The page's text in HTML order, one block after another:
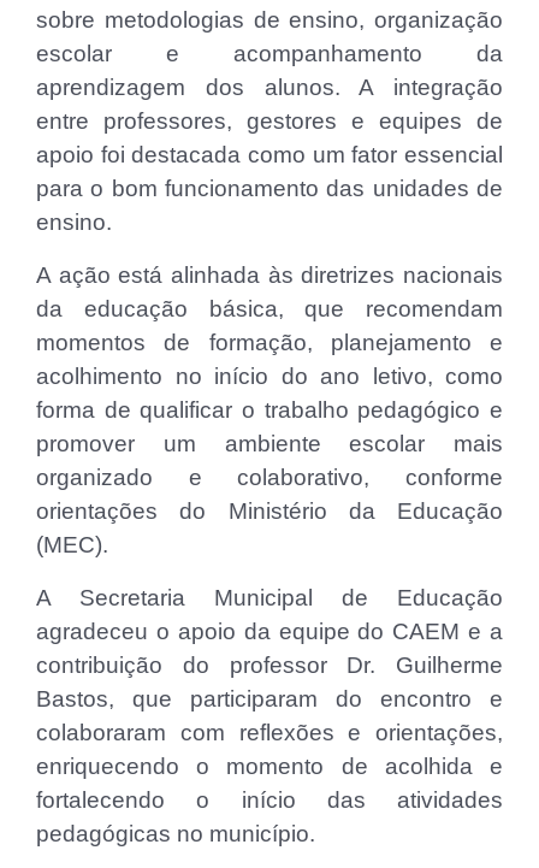
sobre metodologias de ensino, organização
escolar e acompanhamento da
aprendizagem dos alunos. A integração
entre professores, gestores e equipes de
apoio foi destacada como um fator essencial
para o bom funcionamento das unidades de
ensino.
A ação está alinhada às diretrizes nacionais
da educação básica, que recomendam
momentos de formação, planejamento e
acolhimento no início do ano letivo, como
forma de qualificar o trabalho pedagógico e
promover um ambiente escolar mais
organizado e colaborativo, conforme
orientações do Ministério da Educação
(MEC).
A Secretaria Municipal de Educação
agradeceu o apoio da equipe do CAEM e a
contribuição do professor Dr. Guilherme
Bastos, que participaram do encontro e
colaboraram com reflexões e orientações,
enriquecendo o momento de acolhida e
fortalecendo o início das atividades
pedagógicas no município.